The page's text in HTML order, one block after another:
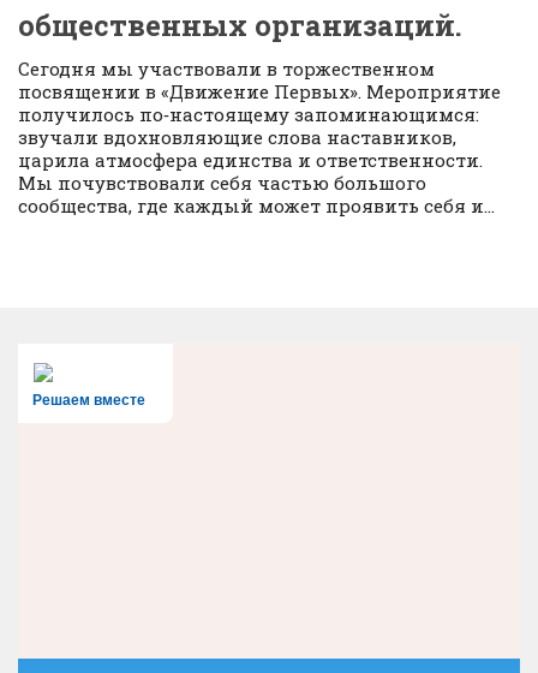
общественных организаций.
Сегодня мы участвовали в торжественном
посвящении в «Движение Первых». Мероприятие
получилось по‑настоящему запоминающимся:
звучали вдохновляющие слова наставников,
царила атмосфера единства и ответственности.
Мы почувствовали себя частью большого
сообщества, где каждый может проявить себя и...
Решаем вместе